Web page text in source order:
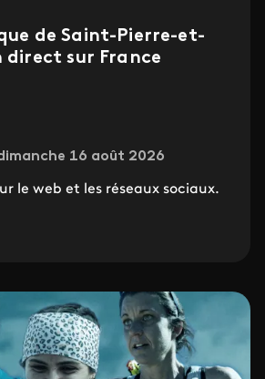
de Saint-Pierre-et-
direct sur France
16 août 2026
le web et les réseaux sociaux.